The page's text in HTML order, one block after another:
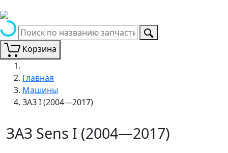
Корзина
Главная
Машины
ЗАЗ I (2004—2017)
ЗАЗ Sens I (2004—2017)